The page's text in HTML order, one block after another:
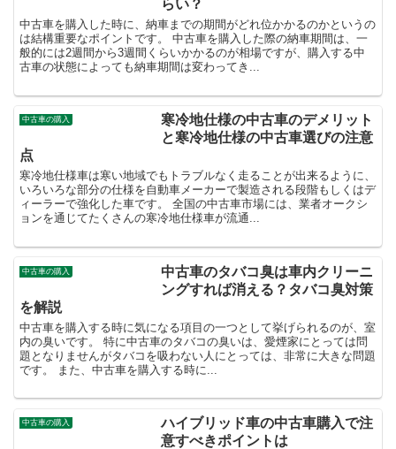
らい？
中古車を購入した時に、納車までの期間がどれ位かかるのかというの
は結構重要なポイントです。 中古車を購入した際の納車期間は、一
般的には2週間から3週間くらいかかるのが相場ですが、購入する中
古車の状態によっても納車期間は変わってき...
中古車の購入
寒冷地仕様の中古車のデメリット
と寒冷地仕様の中古車選びの注意
点
寒冷地仕様車は寒い地域でもトラブルなく走ることが出来るように、
いろいろな部分の仕様を自動車メーカーで製造される段階もしくはデ
ィーラーで強化した車です。 全国の中古車市場には、業者オークシ
ョンを通じてたくさんの寒冷地仕様車が流通...
中古車の購入
中古車のタバコ臭は車内クリーニ
ングすれば消える？タバコ臭対策
を解説
中古車を購入する時に気になる項目の一つとして挙げられるのが、室
内の臭いです。 特に中古車のタバコの臭いは、愛煙家にとっては問
題となりませんがタバコを吸わない人にとっては、非常に大きな問題
です。 また、中古車を購入する時に...
中古車の購入
ハイブリッド車の中古車購入で注
意すべきポイントは